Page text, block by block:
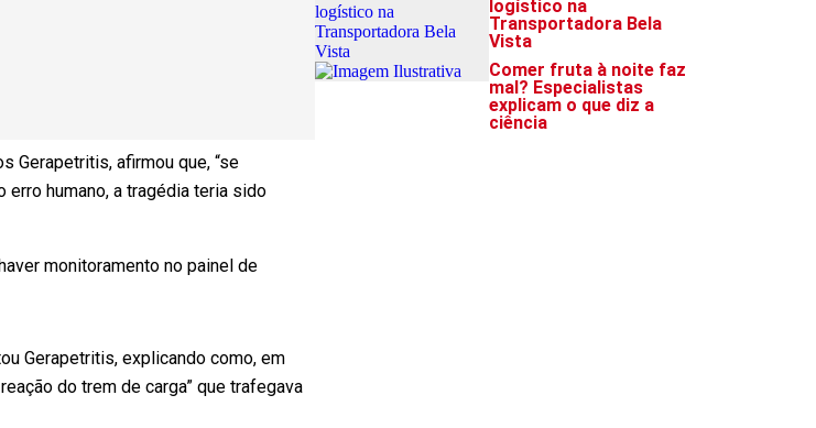
Gerapetritis, afirmou que, “se
humano, a tragédia teria sido
monitoramento no painel de
Gerapetritis, explicando como, em
do trem de carga” que trafegava